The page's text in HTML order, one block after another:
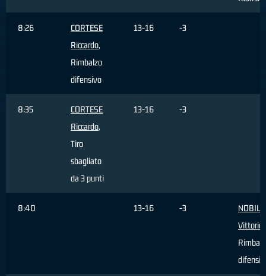
8:26
CORTESE
Riccardo,
Rimbalzo
difensivo
13-16 -3
8:35
CORTESE
Riccardo,
Tiro
sbagliato
da 3 punti
13-16 -3
8:40 13-16 -3
NOBILE
Vittorio